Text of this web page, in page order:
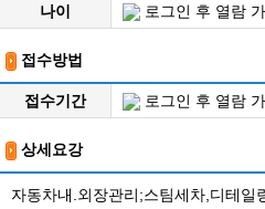
나이
로그인 후 열람
접수방법
접수기간 로그인 후 열람
상세요강
자동차내.외장관리;스팀세차,디테일